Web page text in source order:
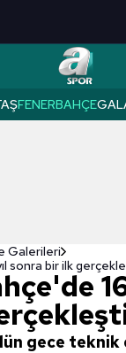
FENERBAHÇE
Galerileri
sonra bir ilk
gece